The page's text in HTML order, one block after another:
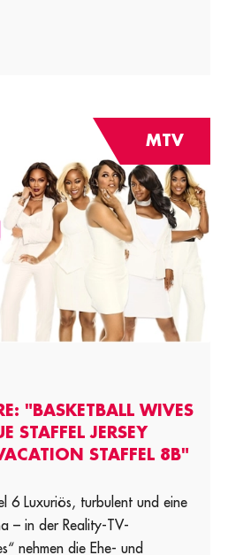
MTV
"BASKETBALL WIVES
STAFFEL JERSEY
STAFFEL 8B"
6 Luxuriös, turbulent und eine
– in der Reality-TV-
nehmen die Ehe- und